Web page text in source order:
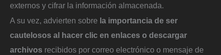
externos y cifrar la información almacenada.
A su vez, advierten sobre la importancia de ser
cautelosos al hacer clic en enlaces o descargar
archivos recibidos por correo electrónico o mensaje de